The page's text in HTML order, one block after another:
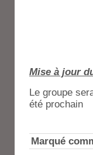
Mise à jour
Le groupe
été prochain
Marqué